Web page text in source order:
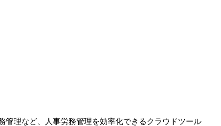
理など、人事労務管理を効率化できるクラウドツール